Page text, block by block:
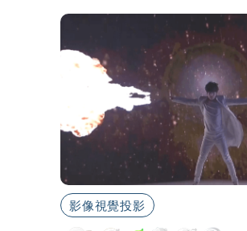
影像視覺投影